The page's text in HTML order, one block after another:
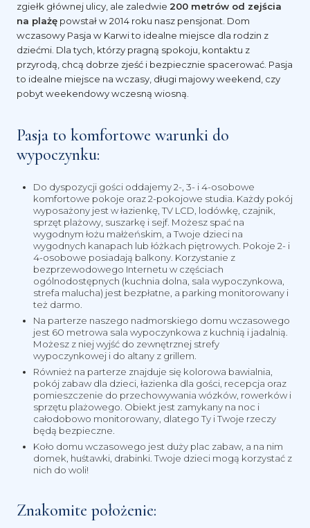
zgiełk głównej ulicy, ale zaledwie 200 metrów od zejścia
na plażę powstał w 2014 roku nasz pensjonat. Dom
wczasowy Pasja w Karwi to idealne miejsce dla rodzin z
dziećmi. Dla tych, którzy pragną spokoju, kontaktu z
przyrodą, chcą dobrze zjeść i bezpiecznie spacerować. Pasja
to idealne miejsce na wczasy, długi majowy weekend, czy
pobyt weekendowy wczesną wiosną.
Pasja to komfortowe warunki do
wypoczynku:
Do dyspozycji gości oddajemy 2-, 3- i 4-osobowe
komfortowe pokoje oraz 2-pokojowe studia. Każdy pokój
wyposażony jest w łazienkę, TV LCD, lodówkę, czajnik,
sprzęt plażowy, suszarkę i sejf. Możesz spać na
wygodnym łożu małżeńskim, a Twoje dzieci na
wygodnych kanapach lub łóżkach piętrowych. Pokoje 2- i
4-osobowe posiadają balkony. Korzystanie z
bezprzewodowego Internetu w częściach
ogólnodostępnych (kuchnia dolna, sala wypoczynkowa,
strefa malucha) jest bezpłatne, a parking monitorowany i
też darmo.
Na parterze naszego nadmorskiego domu wczasowego
jest 60 metrowa sala wypoczynkowa z kuchnią i jadalnią.
Możesz z niej wyjść do zewnętrznej strefy
wypoczynkowej i do altany z grillem.
Również na parterze znajduje się kolorowa bawialnia,
pokój zabaw dla dzieci, łazienka dla gości, recepcja oraz
pomieszczenie do przechowywania wózków, rowerków i
sprzętu plażowego. Obiekt jest zamykany na noc i
całodobowo monitorowany, dlatego Ty i Twoje rzeczy
będą bezpieczne.
Koło domu wczasowego jest duży plac zabaw, a na nim
domek, huśtawki, drabinki. Twoje dzieci mogą korzystać z
nich do woli!
Znakomite położenie: